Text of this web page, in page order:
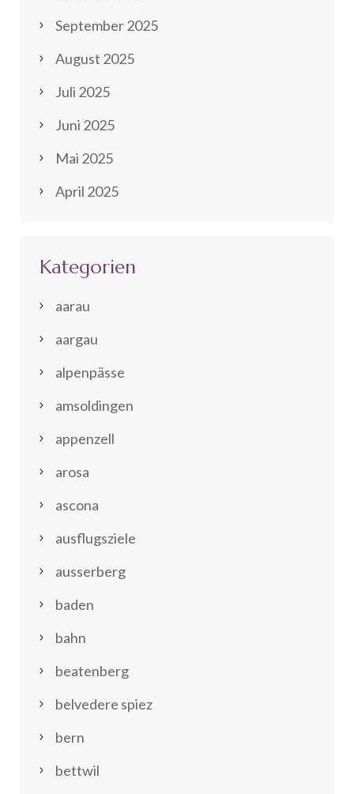
September 2025
August 2025
Juli 2025
Juni 2025
Mai 2025
April 2025
Kategorien
aarau
aargau
alpenpässe
amsoldingen
appenzell
arosa
ascona
ausflugsziele
ausserberg
baden
bahn
beatenberg
belvedere spiez
bern
bettwil